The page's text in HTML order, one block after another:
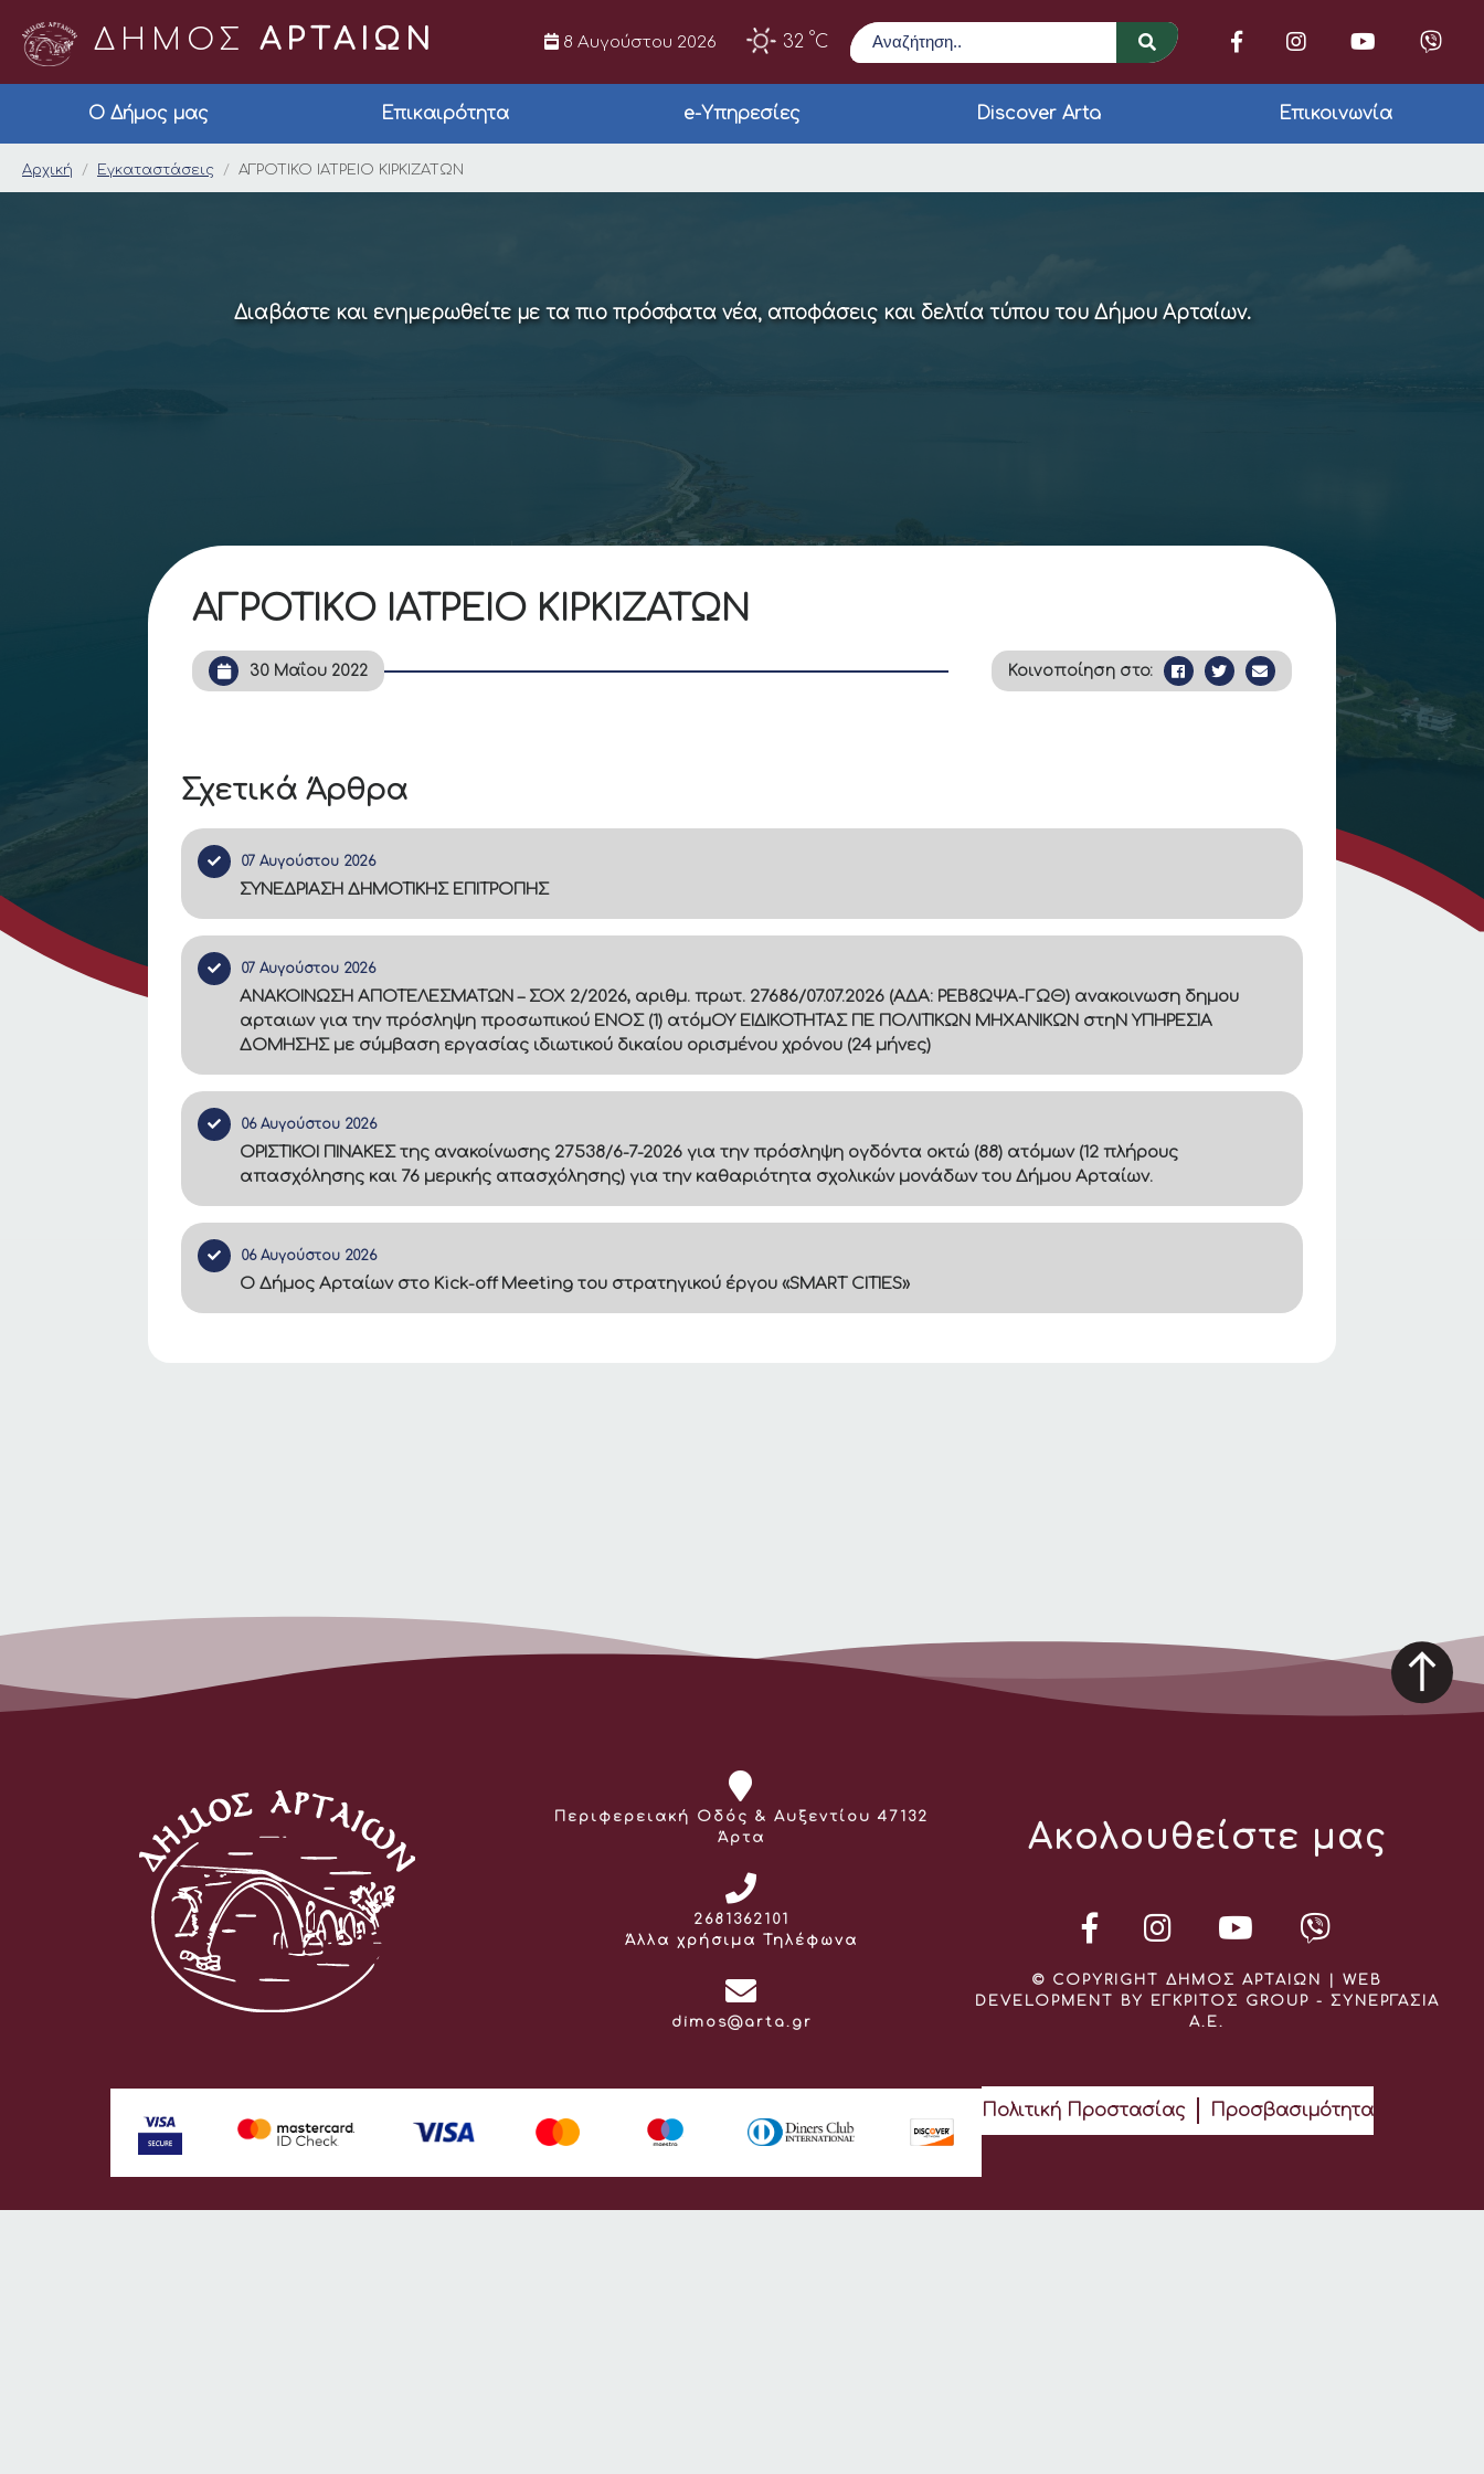
ΔΗΜΟΣ ΑΡΤΑΙΩΝ 8 Αυγούστου 2026 32 °C
Αναζήτηση
Ο Δήμος μας Επικαιρότητα e-Υπηρεσίες Discover Arta Επικοινωνία
ΑΓΡΟΤΙΚΟ ΙΑΤΡΕΙΟ ΚΙΡΚΙΖΑΤΩΝ
Αρχική Εγκαταστάσεις ΑΓΡΟΤΙΚΟ ΙΑΤΡΕΙΟ ΚΙΡΚΙΖΑΤΩΝ
Διαβάστε και ενημερωθείτε με τα πιο πρόσφατα νέα, αποφάσεις και δελτία τύπου του Δήμου Αρταίων.
Σχετικά Άρθρα
07 Αυγούστου 2026
ΣΥΝΕΔΡΙΑΣΗ ΔΗΜΟΤΙΚΗΣ ΕΠΙΤΡΟΠΗΣ
07 Αυγούστου 2026
ΑΝΑΚΟΙΝΩΣΗ ΑΠΟΤΕΛΕΣΜΑΤΩΝ – ΣΟΧ 2/2026, αριθμ. πρωτ. 27686/07.07.2026 (ΑΔΑ: ΡΕΒ8ΩΨΑ-ΓΩΘ) ανακοινωση δημου
αρταιων για την πρόσληψη προσωπικού ΕΝΟΣ (1) ατόμΟΥ ΕΙΔΙΚΟΤΗΤΑΣ ΠΕ ΠΟΛΙΤΙΚΩΝ ΜΗΧΑΝΙΚΩΝ στηΝ ΥΠΗΡΕΣΙΑ
ΔΟΜΗΣΗΣ με σύμβαση εργασίας ιδιωτικού δικαίου ορισμένου χρόνου (24 μήνες)
06 Αυγούστου 2026
ΟΡΙΣΤΙΚΟΙ ΠΙΝΑΚΕΣ της ανακοίνωσης 27538/6-7-2026 για την πρόσληψη ογδόντα οκτώ (88) ατόμων (12 πλήρους
απασχόλησης και 76 μερικής απασχόλησης) για την καθαριότητα σχολικών μονάδων του Δήμου Αρταίων.
06 Αυγούστου 2026
Ο Δήμος Αρταίων στο Kick-off Meeting του στρατηγικού έργου «SMART CITIES»
ΑΓΡΟΤΙΚΟ ΙΑΤΡΕΙΟ ΚΙΡΚΙΖΑΤΩΝ
30 Μαΐου 2022 Κοινοποίηση στο:
Διεύθυνση:
Περιφερειακή Οδός & Αυξεντίου 47132
Άρτα
Τηλέφωνο:
2681362101
Άλλα χρήσιμα Τηλέφωνα
Email:
dimos@arta.gr
Ακολουθείστε μας
© COPYRIGHT ΔΗΜΟΣ ΑΡΤΑΙΩΝ | WEB
DEVELOPMENT BY ΕΓΚΡΙΤΟΣ GROUP - ΣΥΝΕΡΓΑΣΙΑ
Α.Ε.
Πολιτική Προστασίας Προσβασιμότητα